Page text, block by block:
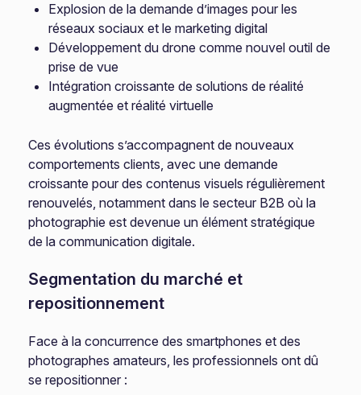
Explosion de la demande d’images pour les
réseaux sociaux et le marketing digital
Développement du drone comme nouvel outil de
prise de vue
Intégration croissante de solutions de réalité
augmentée et réalité virtuelle
Ces évolutions s’accompagnent de nouveaux
comportements clients, avec une demande
croissante pour des contenus visuels régulièrement
renouvelés, notamment dans le secteur B2B où la
photographie est devenue un élément stratégique
de la communication digitale.
Segmentation du marché et
repositionnement
Face à la concurrence des smartphones et des
photographes amateurs, les professionnels ont dû
se repositionner :